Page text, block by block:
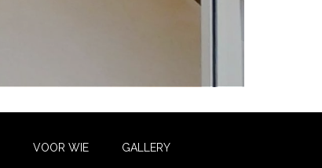
VOOR WIE GALLERY